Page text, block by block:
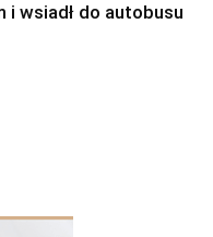
i wsiadł do autobusu